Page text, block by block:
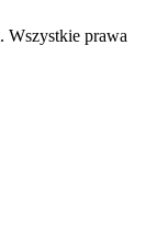
. Wszystkie prawa